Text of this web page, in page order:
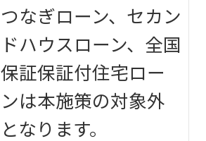
つなぎローン、セカン
ドハウスローン、全国
保証保証付住宅ロー
ンは本施策の対象外
となります。